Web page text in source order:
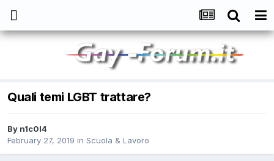
Quali temi LGBT trattare?
By n1c0l4
February 27, 2019 in Scuola & Lavoro